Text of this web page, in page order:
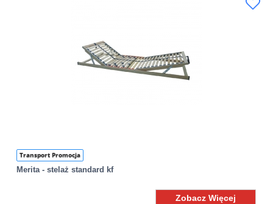
Transport Promocja
Merita - stelaż standard kf
Zobacz Więcej